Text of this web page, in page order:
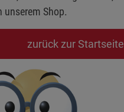
unserem Shop.
zurück zur Startseite